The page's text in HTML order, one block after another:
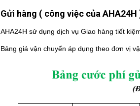
Gửi hàng ( công việc của AHA24H
AHA24H sử dụng dịch vụ Giao hàng tiết
Bảng giá vận chuyển áp dụng theo đơn vị